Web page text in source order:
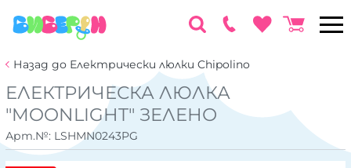
Назад до Електрически люлки Chipolino
ЕЛЕКТРИЧЕСКА ЛЮЛКА
"MOONLIGHT" ЗЕЛЕНО
Арт.№: LSHMN0243PG